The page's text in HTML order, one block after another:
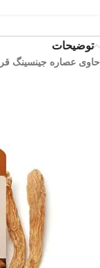
توضیحات
حاوی عصاره جینسینگ